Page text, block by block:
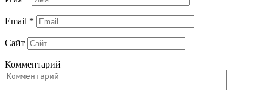
Email *
Сайт
Комментарий